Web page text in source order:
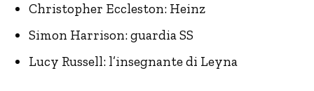
Christopher Eccleston: Heinz
Simon Harrison: guardia SS
Lucy Russell: l’insegnante di Leyna